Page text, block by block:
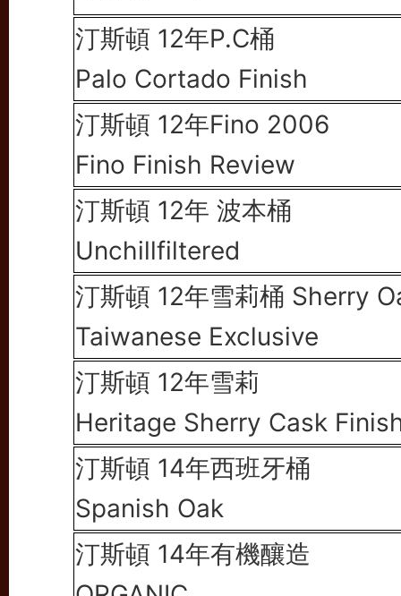
汀斯頓 12年P.C桶
Palo Cortado Finish
汀斯頓 12年Fino 2006
Fino Finish Review
汀斯頓 12年 波本桶
Unchillfiltered
汀斯頓 12年雪莉桶 Sherry
Taiwanese Exclusive
汀斯頓 12年雪莉
Heritage Sherry Cask
汀斯頓 14年西班牙桶
Spanish Oak
汀斯頓 14年有機釀造